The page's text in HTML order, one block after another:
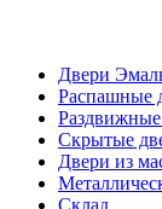
Двери
Распашные
Раздвижные
Скрытые
Двери из
Склад